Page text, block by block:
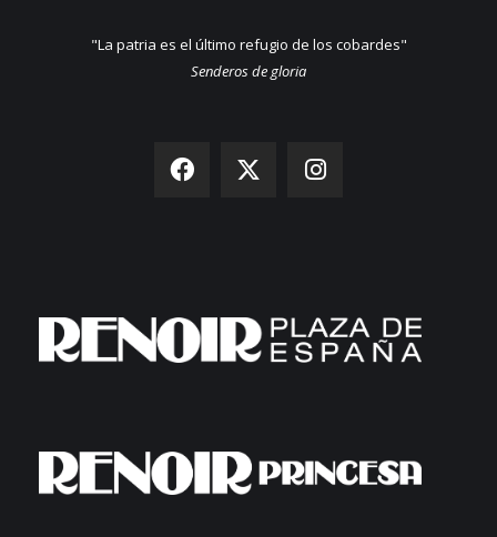
"La patria es el último refugio de los cobardes"
Senderos de gloria